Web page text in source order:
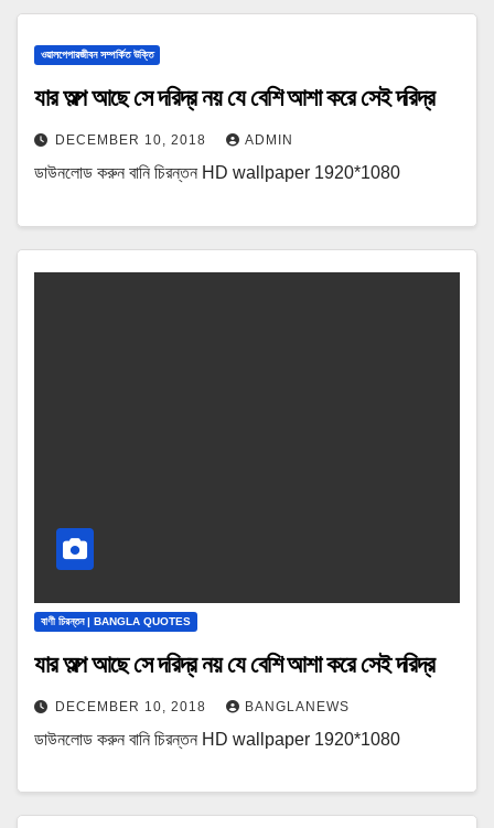
ওয়ালপেপারজীবন সম্পর্কিত উক্তি
যার অল্প আছে সে দরিদ্র নয় যে বেশি আশা করে সেই দরিদ্র
DECEMBER 10, 2018 ADMIN
ডাউনলোড করুন বানি চিরন্তন HD wallpaper 1920*1080
বাণী চিরন্তন | BANGLA QUOTES
যার অল্প আছে সে দরিদ্র নয় যে বেশি আশা করে সেই দরিদ্র
DECEMBER 10, 2018 BANGLANEWS
ডাউনলোড করুন বানি চিরন্তন HD wallpaper 1920*1080